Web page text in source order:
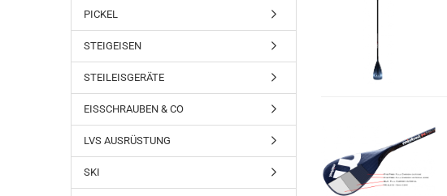
PICKEL
STEIGEISEN
STEILEISGERÄTE
EISSCHRAUBEN & CO
LVS AUSRÜSTUNG
SKI